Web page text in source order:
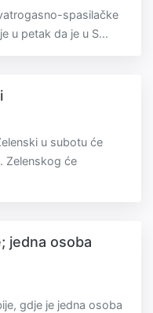
spasilačke
u petak da je u S...
u subotu će
Zelenskog će
jedna osoba
gdje je jedna osoba